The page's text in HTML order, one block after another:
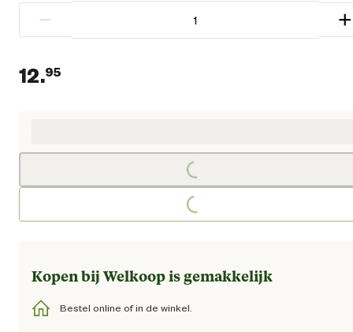
− +
12.95
Loading...
Loading...
Kopen bij Welkoop is gemakkelijk
Bestel online of in de winkel.